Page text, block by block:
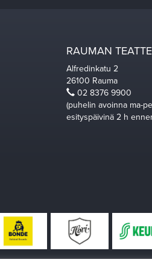
RAUMAN
Alfredinkatu 2
26100 Rauma
02 8376 9900
(puhelin avoinna ma-
esityspäivinä 2 h